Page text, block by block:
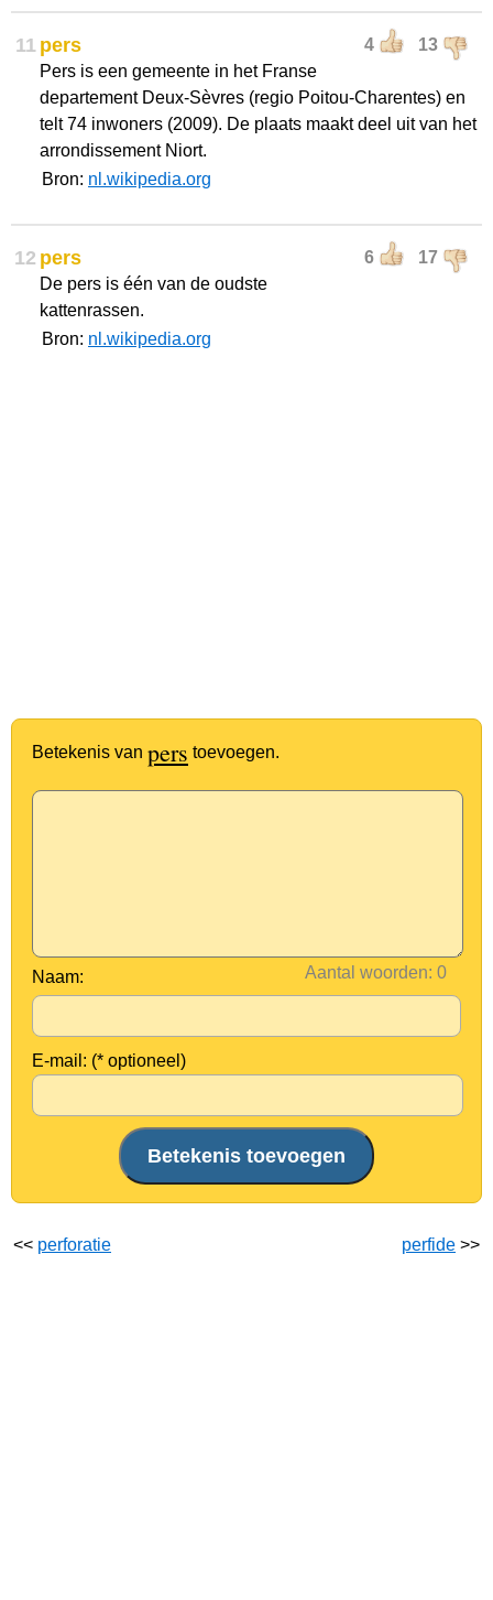
11 4 13
pers
Pers is een gemeente in het Franse
departement Deux-Sèvres (regio Poitou-Charentes) en
telt 74 inwoners (2009). De plaats maakt deel uit van het
arrondissement Niort.
Bron: nl.wikipedia.org
12 6 17
pers
De pers is één van de oudste
kattenrassen.
Bron: nl.wikipedia.org
Betekenis van pers toevoegen.
Aantal woorden:
Naam:
E-mail: (* optioneel)
<< perforatie perfide >>